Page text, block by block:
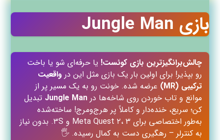
بازی Jungle Man
چالش‌برانگیزترین بازی کوئست! یا حرفه‌ای شو یا باخت
رو بپذیر! برای اولین بار یک بازی مثل این درواقعیت
ترکیبی (MR)
عرضه شده. خونت رو به یک مسیر پر از
موانع و تاب خوردن روی شاخه‌ها درJungle Man تبدیل
کن؛ سریع، خنده‌دار و کاملاً پر هرج‌ومرج! ساخته‌شده
به‌طور اختصاصی برای Meta Quest ۲، ۳ و ۳S. بدون نیاز
به کنترلر – رهگیری دست به کمال رسیده. 🖐️